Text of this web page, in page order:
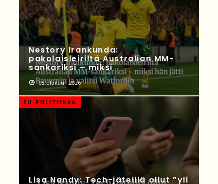
Nestory Irankunda:
pakolaisleiriltä Australian MM-
sankariksi – miksi
08 elokuun 2026
EU-POLITIIKKA
Lisa Nandy: Tech-jäteillä ollut ”yli